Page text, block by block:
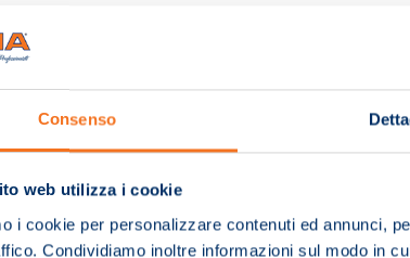
Consenso
web utilizza i cookie
i cookie per personalizzare contenuti ed annunci,
Condividiamo inoltre informazioni sul modo in